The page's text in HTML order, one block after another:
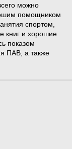
можно
помощником
спортом,
книг и хорошие
показом
ПАВ, а также